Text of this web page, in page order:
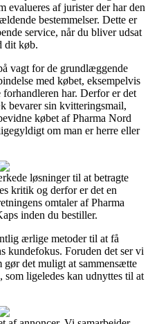
evalueres af jurister der har den
bestemmelser. Dette er
service, når du bliver udsat
dit køb.
vagt for de grundlæggende
med købet, eksempelvis
har. Derfor er det
bevarer sin kvitteringsmail,
købet af Pharma Nord
om man er herre eller
løsninger til at betragte
kritik og derfor er det en
omtaler af Pharma
inden du bestiller.
ærlige metoder til at få
kundefokus. Foruden det ser vi
gør det muligt at sammensætte
ligeledes kan udnyttes til at